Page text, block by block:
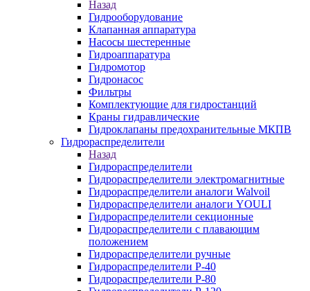
Назад
Гидрооборудование
Клапанная аппаратура
Насосы шестеренные
Гидроаппаратура
Гидромотор
Гидронасос
Фильтры
Комплектующие для гидростанций
Краны гидравлические
Гидроклапаны предохранительные МКПВ
Гидрораспределители
Назад
Гидрораспределители
Гидрораспределители электромагнитные
Гидрораспределители аналоги Walvoil
Гидрораспределители аналоги YOULI
Гидрораспределители секционные
Гидрораспределители с плавающим
положением
Гидрораспределители ручные
Гидрораспределители Р-40
Гидрораспределители Р-80